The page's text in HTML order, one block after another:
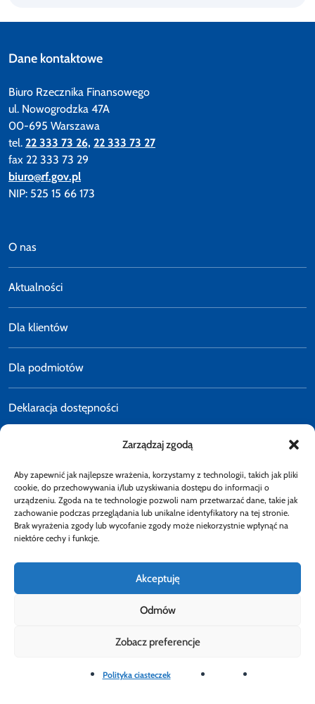
Zarządzaj zgodą
Aby zapewnić jak najlepsze wrażenia, korzystamy z technologii, takich jak pliki
cookie, do przechowywania i/lub uzyskiwania dostępu do informacji o
urządzeniu. Zgoda na te technologie pozwoli nam przetwarzać dane, takie jak
zachowanie podczas przeglądania lub unikalne identyfikatory na tej stronie.
Brak wyrażenia zgody lub wycofanie zgody może niekorzystnie wpłynąć na
niektóre cechy i funkcje.
Akceptuję
Odmów
Zobacz preferencje
Polityka ciasteczek
Dane kontaktowe
Biuro Rzecznika Finansowego
ul. Nowogrodzka 47A
00-695 Warszawa
tel. 22 333 73 26, 22 333 73 27
fax 22 333 73 29
biuro@rf.gov.pl
NIP: 525 15 66 173
O nas
Aktualności
Dla klientów
Dla podmiotów
Deklaracja dostępności
E-faktury
Dostępność